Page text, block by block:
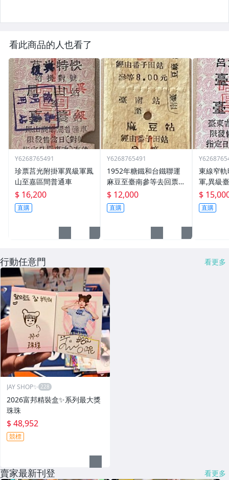
看此商品的人也看了
Y6268765491
珍票莒光附掛軍異級軍鳳
山至嘉區間普通車
$ 16,200
直購
Y6268765491
1952年糖鐵和台鐵聯運
麻豆至臺南參等去回票
〈樣張〉
$ 12,000
直購
東線窄
軍,異級
光華號
$
直購
行動任意門 看更多
JAY SHOP✨
2026富邦精裝盒✨系列最大獎
珠珠
$ 48,952
競標
賣家最新刊登 看更多